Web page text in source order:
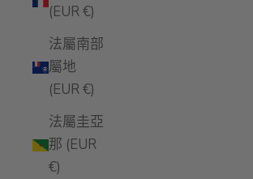
(EUR €)
法屬南部
屬地
(EUR €)
法屬圭亞
那 (EUR
€)